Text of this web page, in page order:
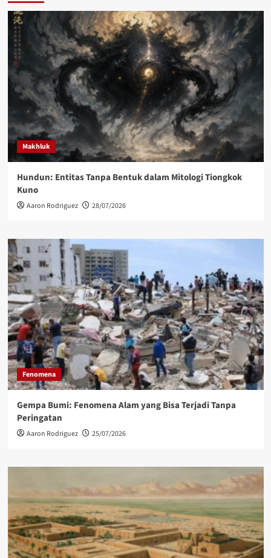
Makhluk
Hundun: Entitas Tanpa Bentuk dalam Mitologi Tiongkok
Kuno
Aaron Rodriguez 28/07/2026
Fenomena
Gempa Bumi: Fenomena Alam yang Bisa Terjadi Tanpa
Peringatan
Aaron Rodriguez 25/07/2026